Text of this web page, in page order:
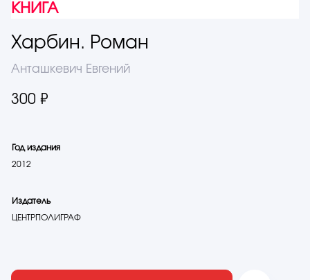
КНИГА
Харбин. Роман
Анташкевич Евгений
300 ₽
Год издания
2012
Издатель
ЦЕНТРПОЛИГРАФ